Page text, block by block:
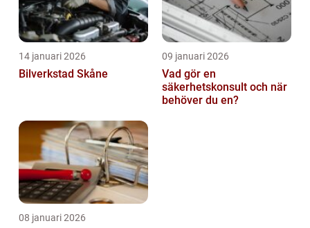
14 januari 2026
Bilverkstad Skåne
09 januari 2026
Vad gör en
säkerhetskonsult och när
behöver du en?
08 januari 2026